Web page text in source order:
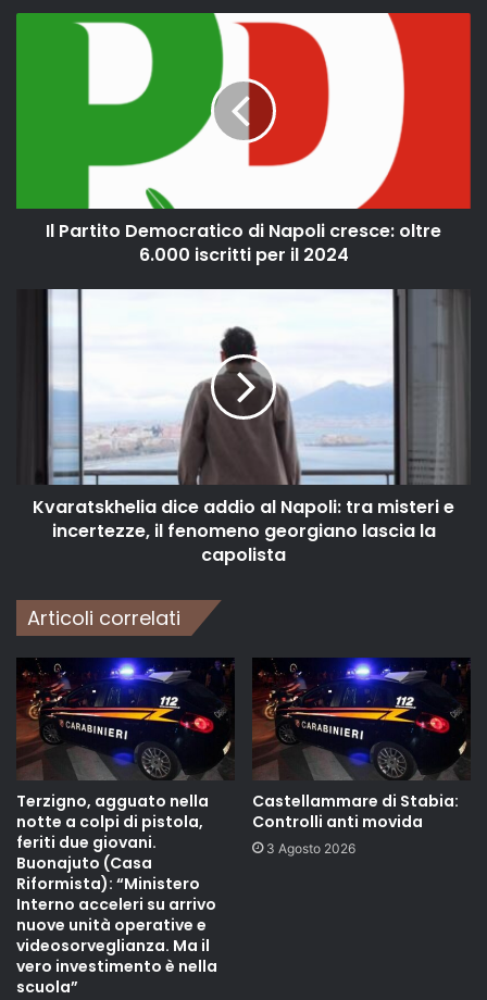
Il Partito Democratico di Napoli cresce: oltre
6.000 iscritti per il 2024
Kvaratskhelia dice addio al Napoli: tra misteri e
incertezze, il fenomeno georgiano lascia la
capolista
Articoli correlati
Terzigno, agguato nella
notte a colpi di pistola,
feriti due giovani.
Buonajuto (Casa
Riformista): “Ministero
Interno acceleri su arrivo
nuove unità operative e
videosorveglianza. Ma il
vero investimento è nella
scuola”
Castellammare di Stabia:
Controlli anti movida
3 Agosto 2026